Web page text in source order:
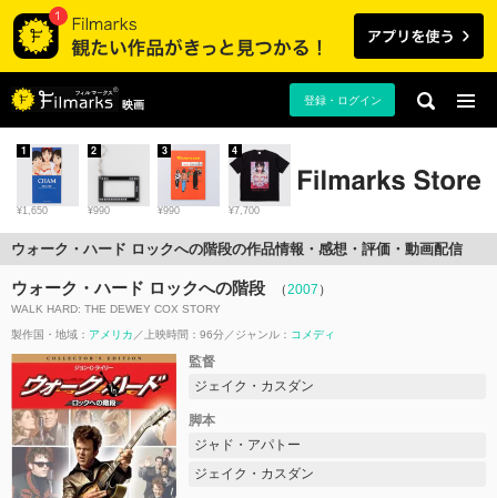
映画 登録・ログイン
¥1,650
1
¥990
2
¥990
3
¥7,700
4
ウォーク・ハード ロックへの階段の作品情報・感想・評価・動画配信
ウォーク・ハード ロックへの階段 （2007 ）
WALK HARD: THE DEWEY COX STORY
製作国・地域： アメリカ 上映時間：96分 ジャンル： コメディ
監督
ジェイク・カスダン
脚本
ジャド・アパトー
ジェイク・カスダン